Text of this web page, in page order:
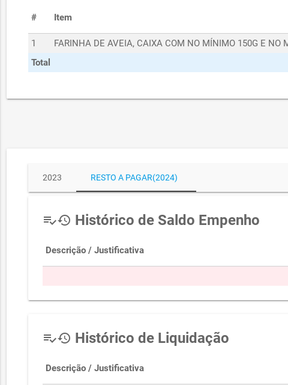
# Item
1 FARINHA DE AVEIA, CAIXA COM NO MÍNIMO 150G E NO
Total
2023 RESTO A PAGAR(2024)
playlist_add_checkhistory Histórico de Saldo Empenho
Descrição / Justificativa
playlist_add_checkhistory Histórico de Liquidação
Descrição / Justificativa